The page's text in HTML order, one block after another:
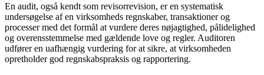
En audit, også kendt som revisorrevision, er en systematisk
undersøgelse af en virksomheds regnskaber, transaktioner og
processer med det formål at vurdere deres nøjagtighed, pålidelighed
og overensstemmelse med gældende love og regler. Auditoren
udfører en uafhængig vurdering for at sikre, at virksomheden
opretholder god regnskabspraksis og rapportering.